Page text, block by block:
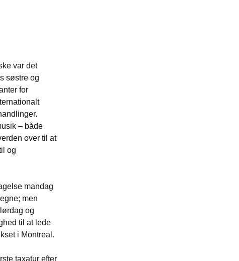
var det
søstre og
for
– både
over til at
og
mandag
men
og
til at lede
i Montreal.
taxatur efter